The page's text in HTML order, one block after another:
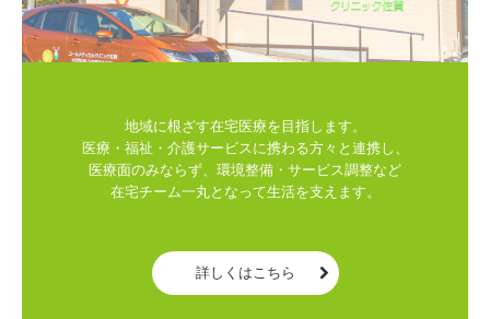
地域に根ざす在宅医療を目指します。
医療・福祉・介護サービスに携わる方々と連携し、
医療面のみならず、環境整備・サービス調整など
在宅チーム一丸となって生活を支えます。
詳しくはこちら